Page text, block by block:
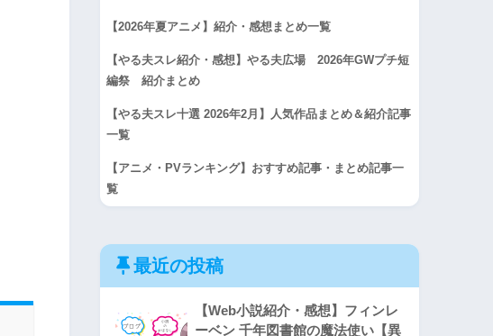
【2026年夏アニメ】紹介・感想まとめ一覧
【やる夫スレ紹介・感想】やる夫広場 2026年GWプチ短
編祭 紹介まとめ
【やる夫スレ十選 2026年2月】人気作品まとめ＆紹介記事
一覧
【アニメ・PVランキング】おすすめ記事・まとめ記事一
覧
最近の投稿
【Web小説紹介・感想】フィンレ
ーベン 千年図書館の魔法使い【異